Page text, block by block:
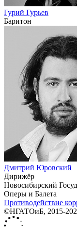
Гурий Гурьев
Баритон
Дмитрий Юровский
Дирижёр
Новосибирский
Оперы и Балета
Противодействие
©НГАТОиБ, 2015-